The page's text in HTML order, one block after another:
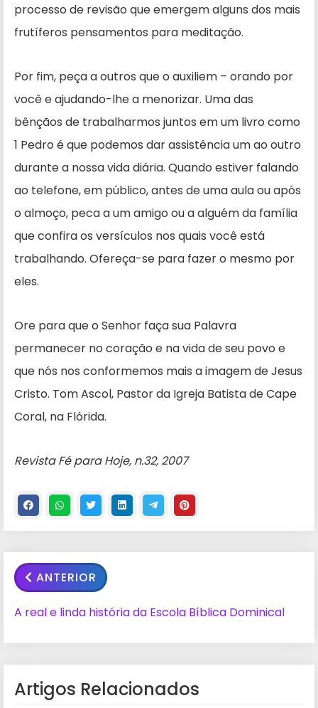
processo de revisão que emergem alguns dos mais
frutíferos pensamentos para meditação.
Por fim, peça a outros que o auxi­liem – orando por
você e ajudando­-lhe a menorizar. Uma das
bênçãos de trabalharmos juntos em um livro como
1 Pedro é que podemos dar assistência um ao outro
durante a nossa vida diária. Quando estiver falando
ao telefone, em público, antes de uma aula ou após
o almoço, peca a um amigo ou a alguém da família
que confira os versículos nos quais você está
trabalhando. Ofereça-se para fazer o mesmo por
eles.
Ore para que o Senhor faça sua Palavra
permanecer no coração e na vida de seu povo e
que nós nos conformemos mais a imagem de Jesus
Cristo. Tom Ascol, Pastor da Igreja Batista de Cape
Coral, na Flórida.
Revista Fé para Hoje, n.32, 2007
ANTERIOR
A real e linda história da Escola Bíblica Dominical
Artigos Relacionados